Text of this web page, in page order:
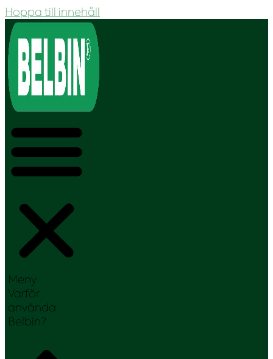
Hoppa till innehåll
Meny
Varför
använda
Belbin?